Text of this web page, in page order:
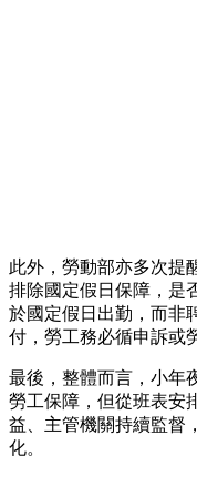
此外，勞動部亦多次提
排除國定假日保障，是
於國定假日出勤，而非
付，勞工務必循申訴或
最後，整體而言，小年
勞工保障，但從班表安
益、主管機關持續監督
化。